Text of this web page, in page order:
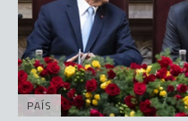
PAÍS